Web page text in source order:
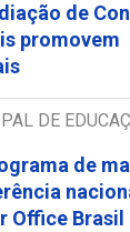
de
promovem
DE
de
Office Brasil